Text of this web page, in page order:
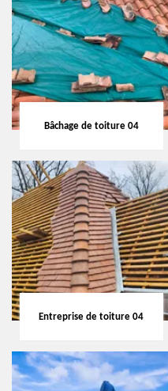
Bâchage de toiture 04
Entreprise de toiture 04